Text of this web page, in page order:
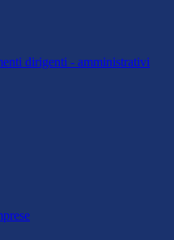
dirigenti - amministrativi